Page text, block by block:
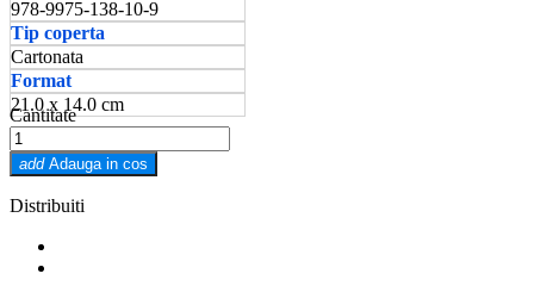
978-9975-138-10-9
Tip coperta
Cartonata
Format
21.0 x 14.0 cm
Cantitate
add Adauga in cos
Distribuiti